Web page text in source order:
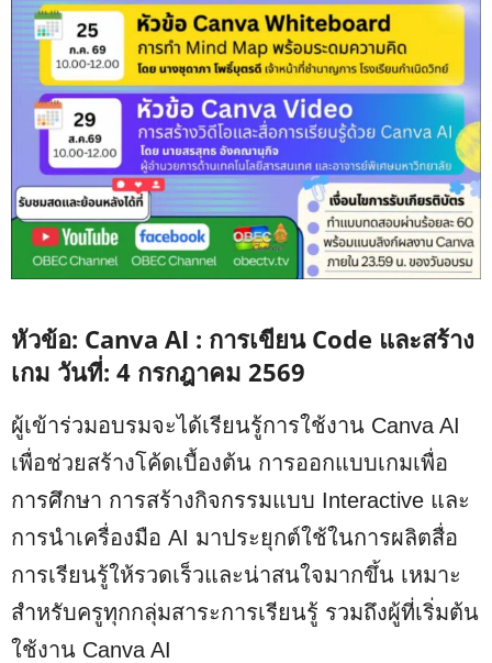
หัวข้อ: Canva AI : การเขียน Code และสร้าง
เกม วันที่: 4 กรกฎาคม 2569
ผู้เข้าร่วมอบรมจะได้เรียนรู้การใช้งาน Canva AI
เพื่อช่วยสร้างโค้ดเบื้องต้น การออกแบบเกมเพื่อ
การศึกษา การสร้างกิจกรรมแบบ Interactive และ
การนำเครื่องมือ AI มาประยุกต์ใช้ในการผลิตสื่อ
การเรียนรู้ให้รวดเร็วและน่าสนใจมากขึ้น เหมาะ
สำหรับครูทุกกลุ่มสาระการเรียนรู้ รวมถึงผู้ที่เริ่มต้น
ใช้งาน Canva AI